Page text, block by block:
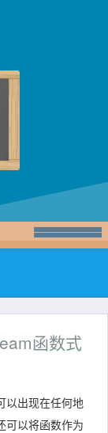
函数式
以出现在任何地
可以将函数作为